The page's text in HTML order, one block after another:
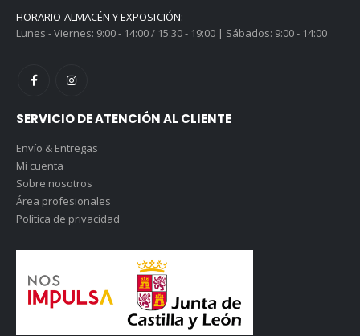
HORARIO ALMACÉN Y EXPOSICIÓN:
Lunes - Viernes: 9:00 - 14:00 / 15:30 - 19:00 | Sábados: 9:00 - 14:00
SERVICIO DE ATENCIÓN AL CLIENTE
Envío & Entregas
Mi cuenta
Sobre nosotros
Área profesionales
Política de privacidad